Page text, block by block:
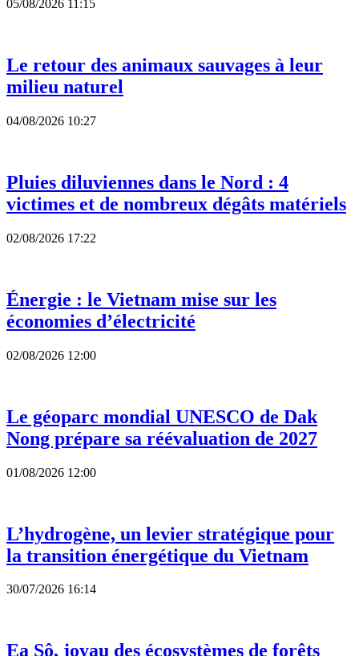
05/08/2026 11:15
Le retour des animaux sauvages à leur
milieu naturel
04/08/2026 10:27
Pluies diluviennes dans le Nord : 4
victimes et de nombreux dégâts matériels
02/08/2026 17:22
Énergie : le Vietnam mise sur les
économies d’électricité
02/08/2026 12:00
Le géoparc mondial UNESCO de Dak
Nong prépare sa réévaluation de 2027
01/08/2026 12:00
L’hydrogène, un levier stratégique pour
la transition énergétique du Vietnam
30/07/2026 16:14
Ea Sô, joyau des écosystèmes de forêts